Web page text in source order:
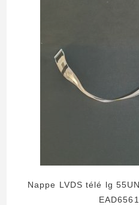
Nappe LVDS télé lg